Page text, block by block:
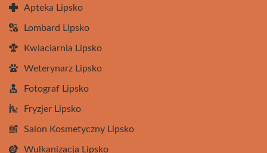
Apteka Lipsko
Lombard Lipsko
Kwiaciarnia Lipsko
Weterynarz Lipsko
Fotograf Lipsko
Fryzjer Lipsko
Salon Kosmetyczny Lipsko
Wulkanizacja Lipsko